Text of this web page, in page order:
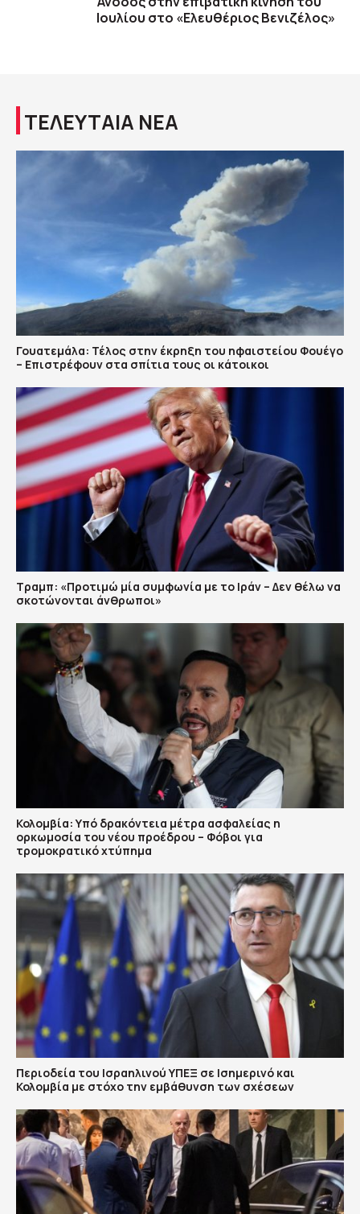
Ιουλίου στο «Ελευθέριος Βενιζέλος»
ΤΕΛΕΥΤΑΙΑ ΝΕΑ
Γουατεμάλα: Τέλος στην έκρηξη του ηφαιστείου Φουέγο
– Επιστρέφουν στα σπίτια τους οι κάτοικοι
Τραμπ: «Προτιμώ μία συμφωνία με το Ιράν – Δεν θέλω να
σκοτώνονται άνθρωποι»
Κολομβία: Υπό δρακόντεια μέτρα ασφαλείας η
ορκωμοσία του νέου προέδρου – Φόβοι για
τρομοκρατικό χτύπημα
Περιοδεία του Ισραηλινού ΥΠΕΞ σε Ισημερινό και
Κολομβία με στόχο την εμβάθυνση των σχέσεων